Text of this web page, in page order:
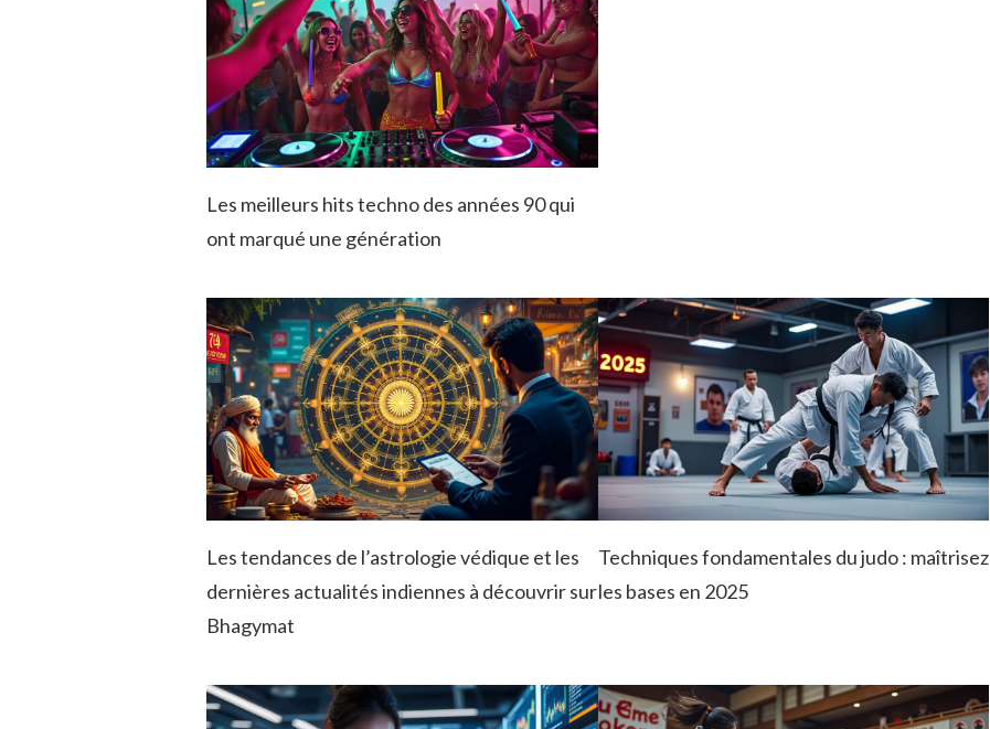
Les meilleurs hits techno des années 90 qui
ont marqué une génération
Les tendances de l’astrologie védique et les
dernières actualités indiennes à découvrir sur
Bhagymat
Techniques fondamentales du judo : maîtrisez
les bases en 2025